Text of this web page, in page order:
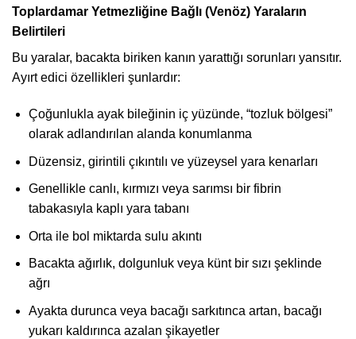
Toplardamar Yetmezliğine Bağlı (Venöz) Yaraların
Belirtileri
Bu yaralar, bacakta biriken kanın yarattığı sorunları yansıtır.
Ayırt edici özellikleri şunlardır:
Çoğunlukla ayak bileğinin iç yüzünde, “tozluk bölgesi”
olarak adlandırılan alanda konumlanma
Düzensiz, girintili çıkıntılı ve yüzeysel yara kenarları
Genellikle canlı, kırmızı veya sarımsı bir fibrin
tabakasıyla kaplı yara tabanı
Orta ile bol miktarda sulu akıntı
Bacakta ağırlık, dolgunluk veya künt bir sızı şeklinde
ağrı
Ayakta durunca veya bacağı sarkıtınca artan, bacağı
yukarı kaldırınca azalan şikayetler